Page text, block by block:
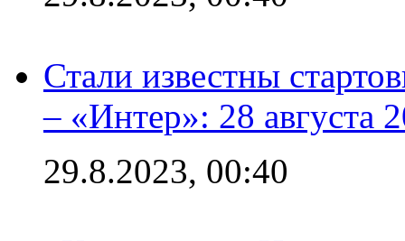
Стали известны
– «Интер»: 28 августа
29.8.2023, 00:40